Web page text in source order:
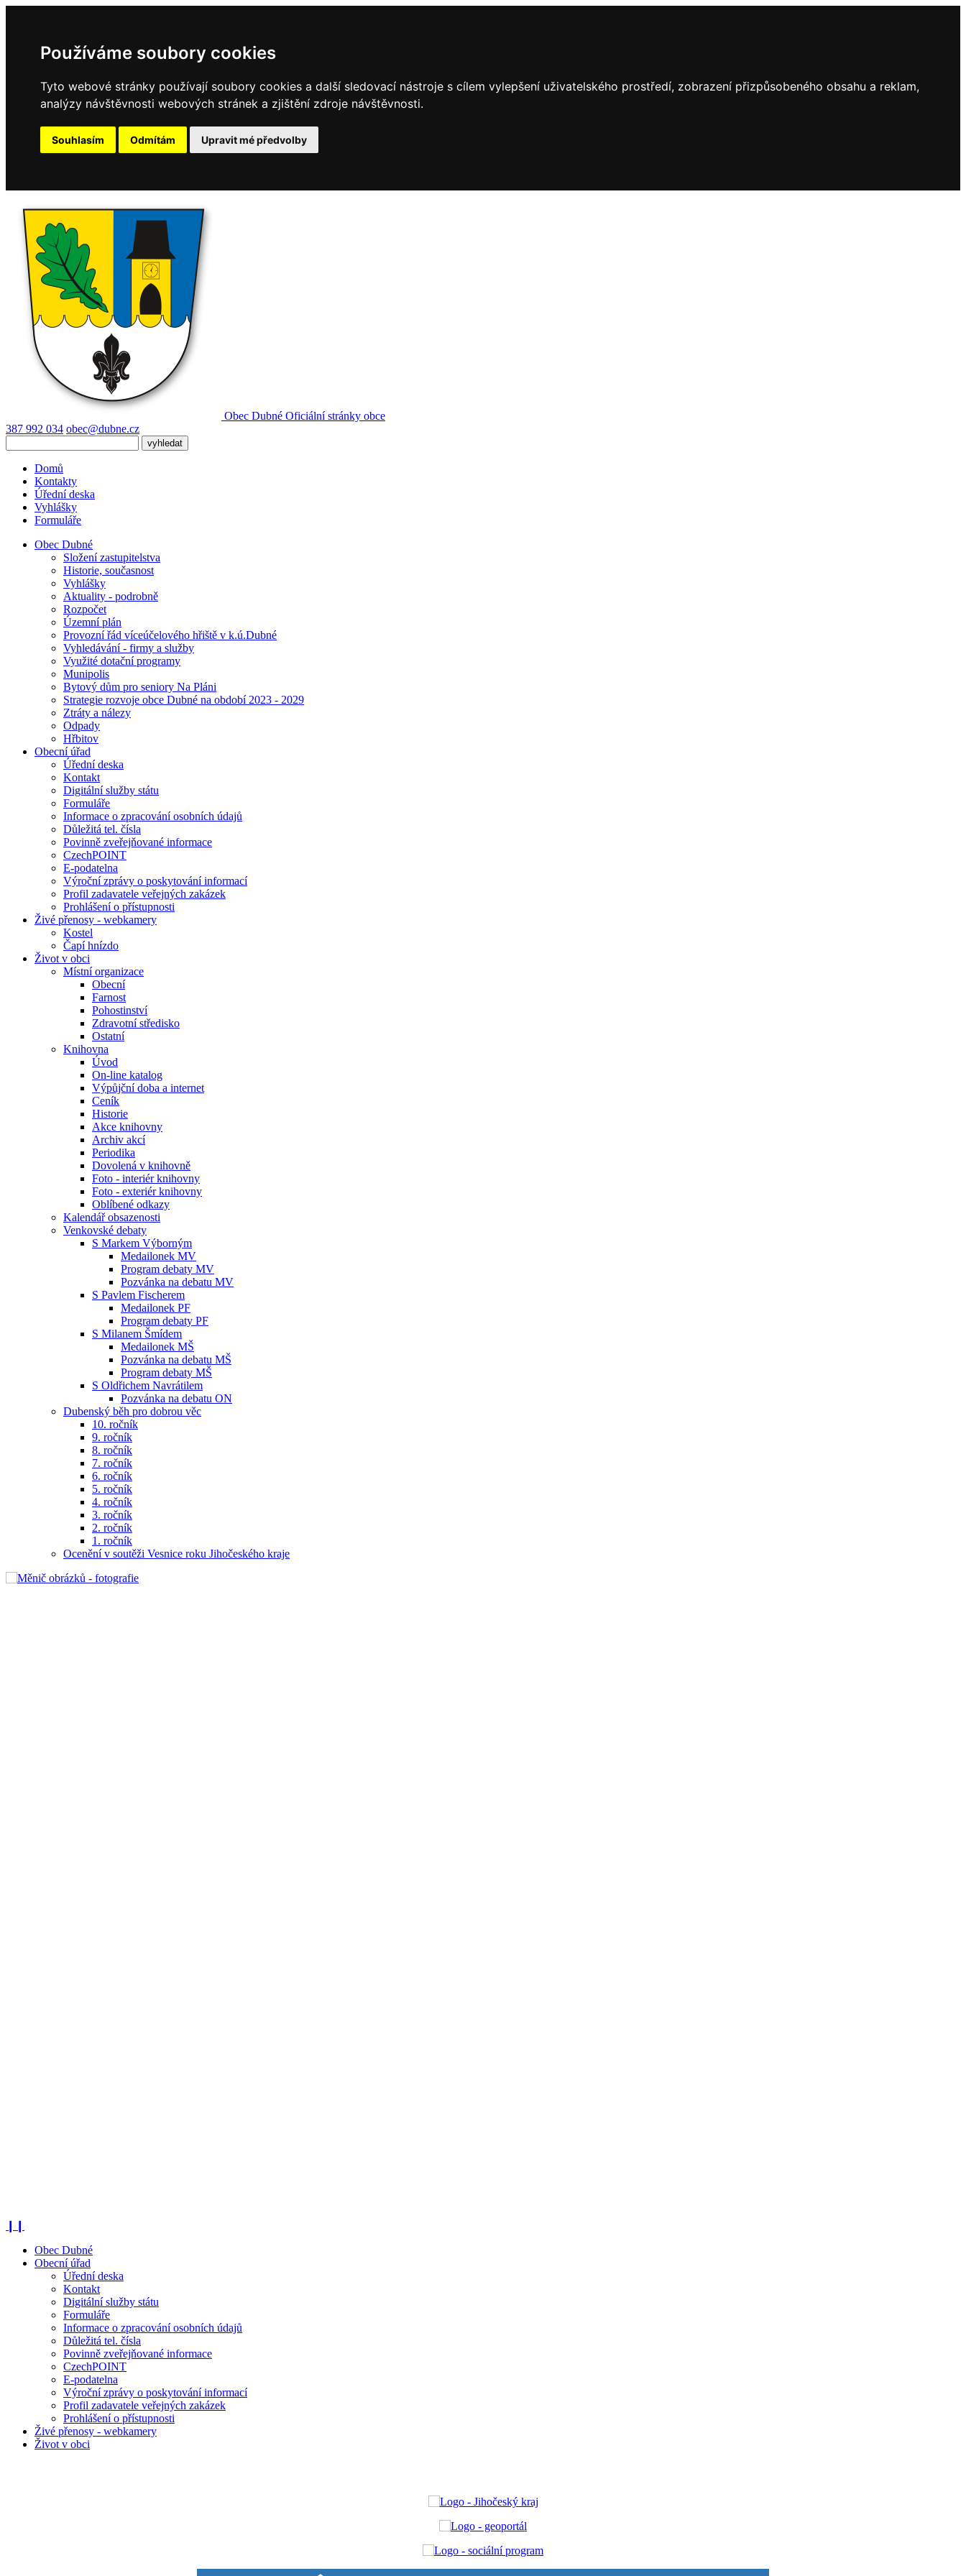
Používáme soubory cookies
Tyto webové stránky používají soubory cookies a další sledovací nástroje s cílem vylepšení uživatelského prostředí, zobrazení přizpůsobeného obsahu a reklam,
analýzy návštěvnosti webových stránek a zjištění zdroje návštěvnosti.
Souhlasím Odmítám Upravit mé předvolby
Obec Dubné Oficiální stránky obce
387 992 034 obec@dubne.cz
Domů
Kontakty
Úřední deska
Vyhlášky
Formuláře
Obec Dubné
Složení zastupitelstva
Historie, současnost
Vyhlášky
Aktuality - podrobně
Rozpočet
Územní plán
Provozní řád víceúčelového hřiště v k.ú.Dubné
Vyhledávání - firmy a služby
Využité dotační programy
Munipolis
Bytový dům pro seniory Na Pláni
Strategie rozvoje obce Dubné na období 2023 - 2029
Ztráty a nálezy
Odpady
Hřbitov
Obecní úřad
Úřední deska
Kontakt
Digitální služby státu
Formuláře
Informace o zpracování osobních údajů
Důležitá tel. čísla
Povinně zveřejňované informace
CzechPOINT
E-podatelna
Výroční zprávy o poskytování informací
Profil zadavatele veřejných zakázek
Prohlášení o přístupnosti
Živé přenosy - webkamery
Kostel
Čapí hnízdo
Život v obci
Místní organizace
Obecní
Farnost
Pohostinství
Zdravotní středisko
Ostatní
Knihovna
Úvod
On-line katalog
Výpůjční doba a internet
Ceník
Historie
Akce knihovny
Archiv akcí
Periodika
Dovolená v knihovně
Foto - interiér knihovny
Foto - exteriér knihovny
Oblíbené odkazy
Kalendář obsazenosti
Venkovské debaty
S Markem Výborným
Medailonek MV
Program debaty MV
Pozvánka na debatu MV
S Pavlem Fischerem
Medailonek PF
Program debaty PF
S Milanem Šmídem
Medailonek MŠ
Pozvánka na debatu MŠ
Program debaty MŠ
S Oldřichem Navrátilem
Pozvánka na debatu ON
Dubenský běh pro dobrou věc
10. ročník
9. ročník
8. ročník
7. ročník
6. ročník
5. ročník
4. ročník
3. ročník
2. ročník
1. ročník
Ocenění v soutěži Vesnice roku Jihočeského kraje
Obec Dubné
Obecní úřad
Úřední deska
Kontakt
Digitální služby státu
Formuláře
Informace o zpracování osobních údajů
Důležitá tel. čísla
Povinně zveřejňované informace
CzechPOINT
E-podatelna
Výroční zprávy o poskytování informací
Profil zadavatele veřejných zakázek
Prohlášení o přístupnosti
Živé přenosy - webkamery
Život v obci